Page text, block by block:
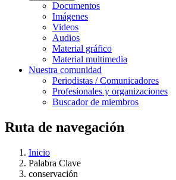
Documentos
Imágenes
Videos
Audios
Material gráfico
Material multimedia
Nuestra comunidad
Periodistas / Comunicadores
Profesionales y organizaciones
Buscador de miembros
Ruta de navegación
Inicio
Palabra Clave
conservación